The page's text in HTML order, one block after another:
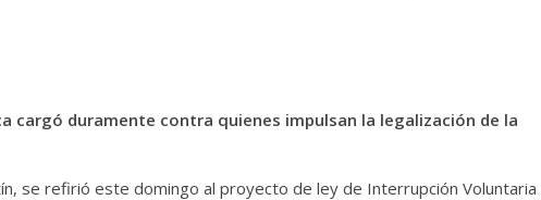
cargó duramente contra quienes impulsan la legalización de la
se refirió este domingo al proyecto de ley de Interrupción Voluntaria